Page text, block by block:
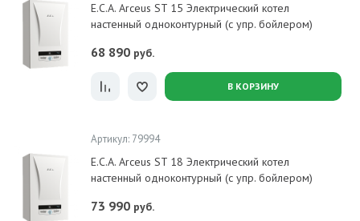
E.C.A. Arceus ST 15 Электрический котел
настенный одноконтурный (с упр. бойлером)
68 890 руб.
В КОРЗИНУ
Артикул: 79994
E.C.A. Arceus ST 18 Электрический котел
настенный одноконтурный (с упр. бойлером)
73 990 руб.